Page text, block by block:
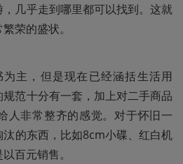
几乎走到哪里都可以找到。这就
荣的盛状。
为主，但是现在已经涵括生活用
范十分有一套，加上对二手商品
人非常整齐的感觉。对于怀旧一
的东西，比如8cm小碟、红白机
百元销售。